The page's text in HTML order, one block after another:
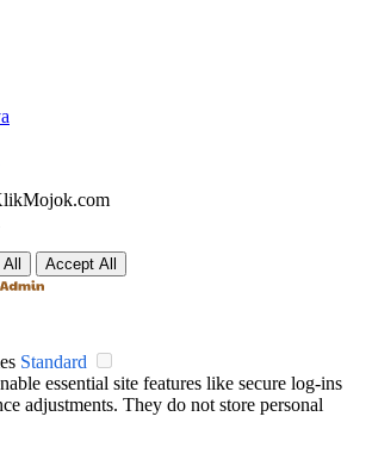
Accept All
Standard
essential site features like secure log-ins
adjustments. They do not store personal